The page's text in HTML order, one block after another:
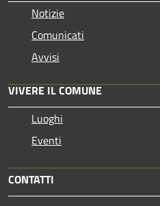
Notizie
Comunicati
Avvisi
VIVERE IL COMUNE
Luoghi
Eventi
CONTATTI